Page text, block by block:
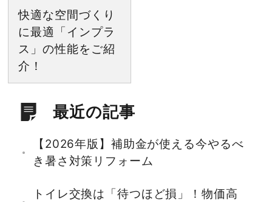
快適な空間づくり
に最適「インプラ
ス」の性能をご紹
介！
最近の記事
【2026年版】補助金が使える今やるべ
き暑さ対策リフォーム
トイレ交換は「待つほど損」！物価高